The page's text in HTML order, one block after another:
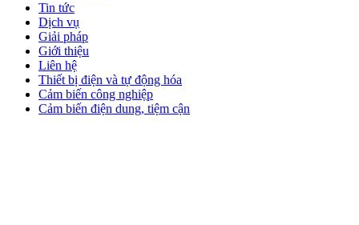
Tin tức
Dịch vụ
Giải pháp
Giới thiệu
Liên hệ
Thiết bị điện và tự động hóa
Cảm biến công nghiệp
Cảm biến điện dung, tiệm cận